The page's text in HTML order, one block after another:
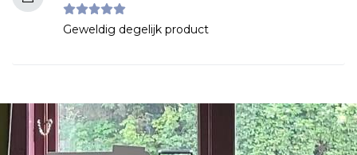
Geweldig degelijk product